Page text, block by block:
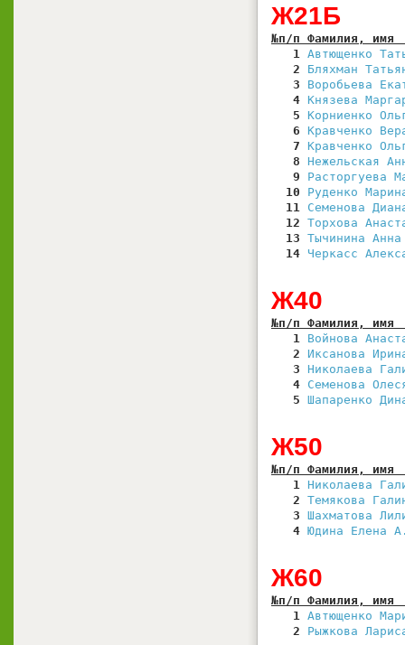
Ж21Б
№п/п Фамилия,
   1
   2
Бляхман
   3
   4
Князева
   5
   6
   7
   8
   9
  10
  11
  12
Торхова
  13
  14
Черкасс
Ж40
№п/п Фамилия,
   1
Войнова
   2
   3
   4
   5
Ж50
№п/п Фамилия,
   1
   2
   3
   4
Юдина
Ж60
№п/п Фамилия,
   1
   2